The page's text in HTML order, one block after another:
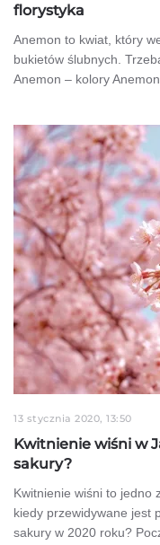
florystyka
Anemon to kwiat, który
bukietów ślubnych.
Anemon – kolory
13 stycznia 2020, 13:50
Kwitnienie wiśni w
sakury?
Kwitnienie wiśni to jedno
kiedy przewidywane jest
sakury w 2020 roku?